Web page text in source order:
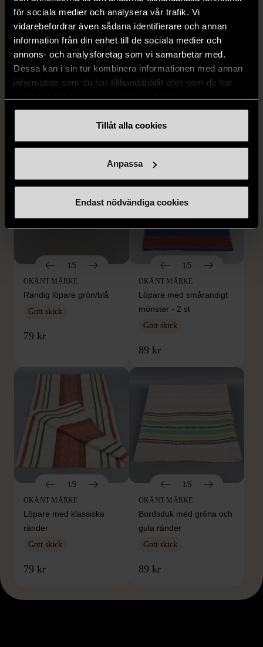
för sociala medier och analysera vår trafik. Vi
vidarebefordrar även sådana identifierare och annan
information från din enhet till de sociala medier och
annons- och analysföretag som vi samarbetar med.
Dessa kan i sin tur kombinera informationen med annan
information som du har tillhandahållit eller som de har
Tillåt alla cookies
Anpassa
Endast nödvändiga cookies
OKÄNT MÄRKE
99 kr
1/5
OKÄNT MÄRKE
Randig löpare grön/blå
Gott skick
79 kr
1/5
OKÄNT MÄRKE
Löpare med smårandigt
mönster - 2 st
Gott skick
89 kr
1/5
OKÄNT MÄRKE
Löpare med klassiska
ränder
Gott skick
79 kr
1/5
OKÄNT MÄRKE
Bordsduk med gröna och
gula ränder
Gott skick
89 kr